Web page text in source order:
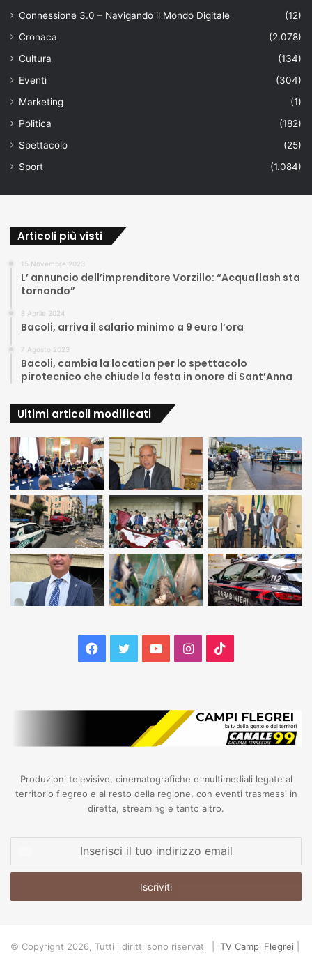
Connessione 3.0 – Navigando il Mondo Digitale
(12)
Cronaca
(2.078)
Cultura
(134)
Eventi
(304)
Marketing
(1)
Politica
(182)
Spettacolo
(25)
Sport
(1.084)
Articoli più visti
15 Novembre 2023
L’ annuncio dell’imprenditore Vorzillo: “Acquaflash sta
tornando”
8 Aprile 2024
Bacoli, arriva il salario minimo a 9 euro l’ora
7 Agosto 2023
Bacoli, cambia la location per lo spettacolo
pirotecnico che chiude la festa in onore di Sant’Anna
Ultimi articoli modificati
Facebook
TwitterYouTubeInstagram
Produzioni televisive, cinematografiche e multimediali legate al
territorio flegreo e al resto della regione, con eventi trasmessi in
diretta, streaming e tanto altro.
tuo
email
© Copyright 2026, Tutti i diritti sono riservati | TV Campi Flegrei